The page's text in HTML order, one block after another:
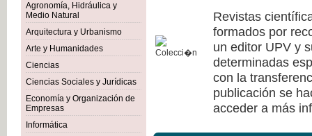
Agronomía, Hidráulica y
Medio Natural
Arquitectura y Urbanismo
Arte y Humanidades
Ciencias
Ciencias Sociales y Jurídicas
Economía y Organización de
Empresas
Informática
Revistas
formados por
un editor UPV y
determinadas
con la
publicación se
acceder a más